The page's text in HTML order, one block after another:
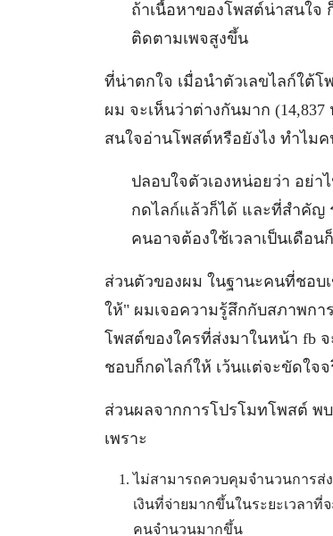
ถ้าเนื้อหาของโพสต์น่าสนใจ
ติดตามเพจสูงขึ้น
ที่น่าตกใจ เมื่อนำตัวเลขไลก์ใต้
ผม จะเห็นว่าต่างกันมาก (14,837
สนใจอ่านโพสต์หรือยังไง ทำไม
ปลอบใจตัวเองหน่อยว่า อย่
กดไลก์แล้วก็ได้ และที่สำคัญ
คนอาจต้องใช้เวลาเป็นเดือ
ส่วนตัวของผม ในฐานะคนที่ชอบ
ให้" ผมเจอความรู้สึกกับสภาพกา
โพสต์ของใครที่ส่งมาในหน้า fb
ชอบก็กดไลก์ให้ เว้นแต่จะขัดใจจ
ส่วนผลจากการโปรโมทโพสต์ พ
เพราะ
ไม่สามารถควบคุมจำนวนการส่
เงินที่จ่ายมากขึ้นในระยะเวลา
คนจำนวนมากขึ้น